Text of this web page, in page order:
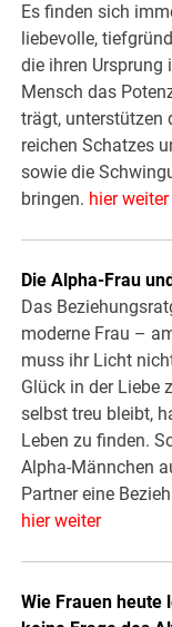
Es finden sich
liebevolle,
die ihren Ursprung
Mensch das
trägt, unterstützen
reichen Schatzes
sowie die
bringen. hier weiter
Die Alpha-Frau
Das
moderne Frau –
muss ihr Licht
Glück in der Liebe
selbst treu bleibt,
Leben zu finden.
Alpha-Männchen
Partner eine
hier weiter
Wie Frauen heute